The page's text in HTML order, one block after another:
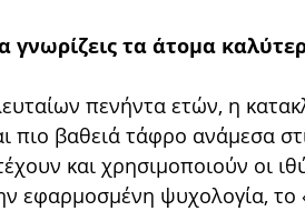
γνωρίζεις τα άτομα
πενήντα ετών, η
πιο βαθειά τάφρο ανάμεσα
και χρησιμοποιούν οι
εφαρμοσμένη ψυχολογία, το